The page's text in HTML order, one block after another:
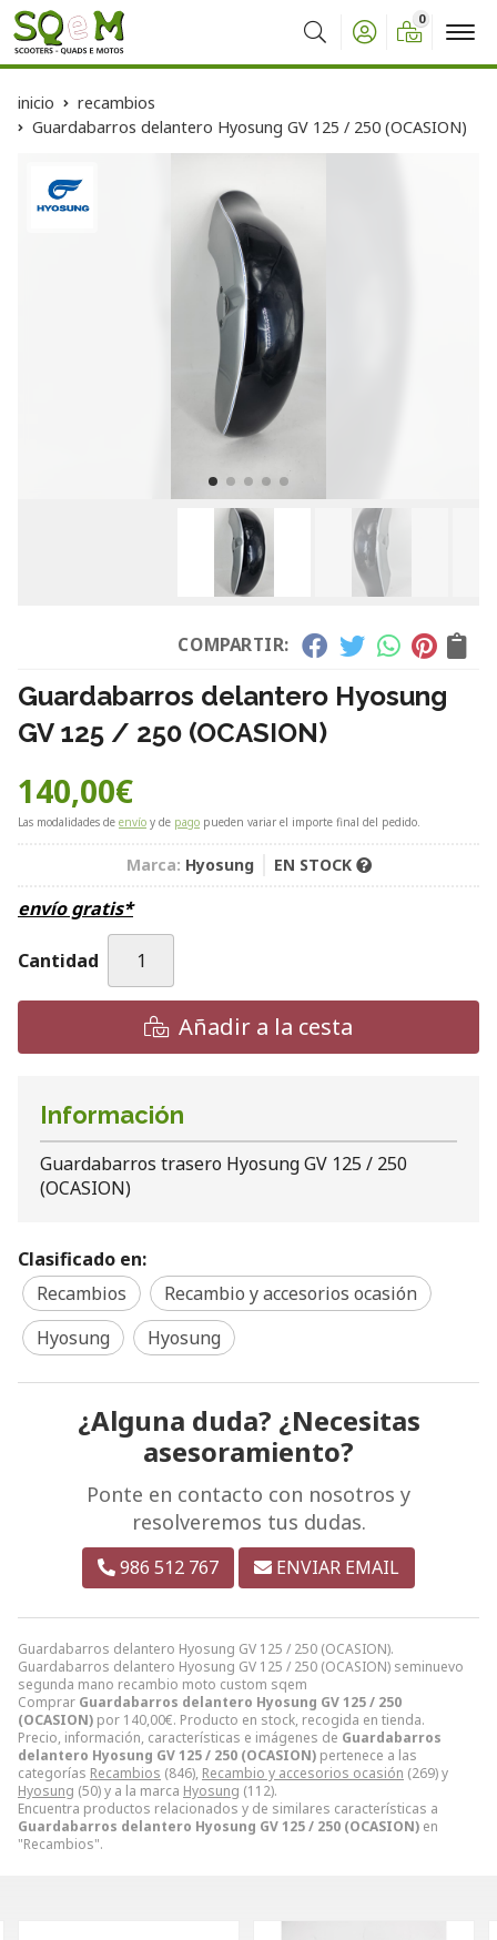
Buscar
0
inicio
recambios
Guardabarros delantero Hyosung GV 125 / 250 (OCASION)
COMPARTIR:
Guardabarros delantero Hyosung
GV 125 / 250 (OCASION)
140,00€
Las modalidades de envío y de pago pueden variar el importe final del pedido.
Marca: Hyosung EN STOCK
envío gratis*
Cantidad
Añadir a la cesta
Guardabarros delantero Hyosung GV 125 / 250 (OCASION).
Guardabarros delantero Hyosung GV 125 / 250 (OCASION) seminuevo
segunda mano recambio moto custom sqem
Comprar Guardabarros delantero Hyosung GV 125 / 250
(OCASION) por 140,00€. Producto en stock, recogida en tienda.
Precio, información, características e imágenes de Guardabarros
delantero Hyosung GV 125 / 250 (OCASION) pertenece a las
categorías Recambios (846), Recambio y accesorios ocasión (269) y
Hyosung (50) y a la marca Hyosung (112).
Encuentra productos relacionados y de similares características a
Guardabarros delantero Hyosung GV 125 / 250 (OCASION) en
"Recambios".
Información
Guardabarros trasero Hyosung GV 125 / 250
(OCASION)
Clasificado en:
Recambios
Recambio y accesorios ocasión
Hyosung
Hyosung
¿Alguna duda? ¿Necesitas
asesoramiento?
Ponte en contacto con nosotros y
resolveremos tus dudas.
986 512 767 ENVIAR EMAIL